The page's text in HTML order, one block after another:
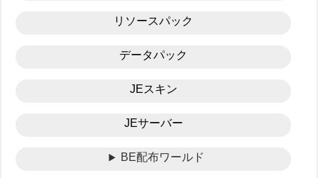
リソースパック
データパック
JEスキン
JEサーバー
BE配布ワールド